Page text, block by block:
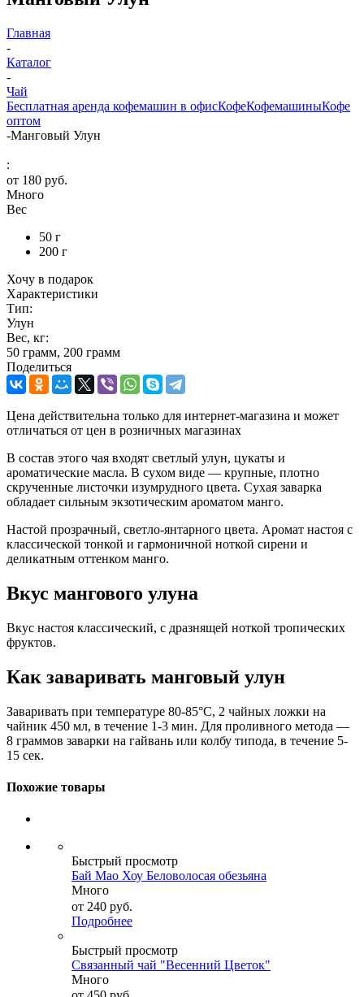
Главная
-
Каталог
-
Чай
Бесплатная аренда кофемашин в офисКофеКофемашиныКофе
оптом
-Манговый Улун
:
от 180 руб.
Много
Вес
50 г
200 г
Хочу в подарок
Характеристики
Тип:
Улун
Вес, кг:
50 грамм, 200 грамм
Поделиться
Цена действительна только для интернет-магазина и может
отличаться от цен в розничных магазинах
В состав этого чая входят светлый улун, цукаты и
ароматические масла. В сухом виде — крупные, плотно
скрученные листочки изумрудного цвета. Сухая заварка
обладает сильным экзотическим ароматом манго.
Настой прозрачный, светло-янтарного цвета. Аромат настоя с
классической тонкой и гармоничной ноткой сирени и
деликатным оттенком манго.
Вкус мангового улуна
Вкус настоя классический, с дразнящей ноткой тропических
фруктов.
Как заваривать манговый улун
Заваривать при температуре 80-85°C, 2 чайных ложки на
чайник 450 мл, в течение 1-3 мин. Для проливного метода —
8 граммов заварки на гайвань или колбу типода, в течение 5-
15 сек.
Похожие товары
Быстрый просмотр
Бай Мао Хоу Беловолосая обезьяна
Много
от 240 руб.
Подробнее
Быстрый просмотр
Связанный чай "Весенний Цветок"
Много